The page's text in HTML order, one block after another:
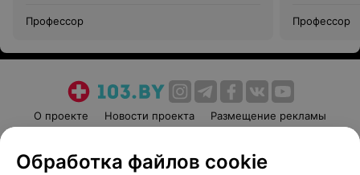
Профессор Профессор
О проекте Новости проекта
Размещение рекламы
Пользовательское соглашение
Способы оплаты
Обработка файлов cookie